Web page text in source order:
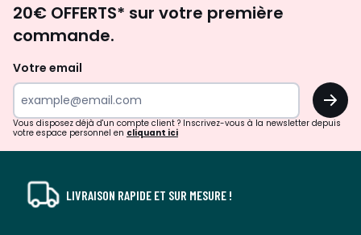
d'inspirations
surprises?
20€ OFFERTS* sur votre première
commande.
Votre email
OK
Vous disposez déjà d'un compte client ? Inscrivez-vous à la newsletter depuis
votre espace personnel en cliquant ici
LIVRAISON RAPIDE ET SUR MESURE !